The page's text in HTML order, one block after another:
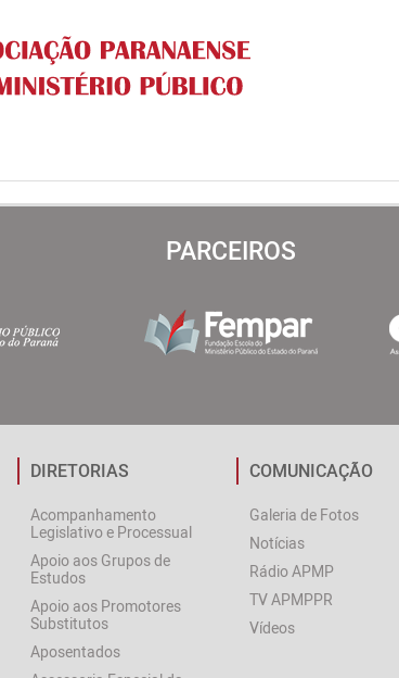
PARCEIROS
DIRETORIAS
Acompanhamento
Legislativo e Processual
Apoio aos Grupos de
Estudos
Apoio aos Promotores
Substitutos
Aposentados
COMUNICAÇÃO
Galeria de Fotos
Notícias
Rádio APMP
TV APMPPR
Vídeos